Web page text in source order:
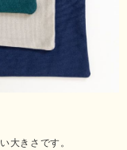
大きさです。